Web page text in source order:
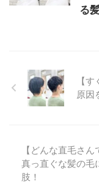
る
【
原因
【どんな直毛さん
真っ直ぐな髪の毛
肢！